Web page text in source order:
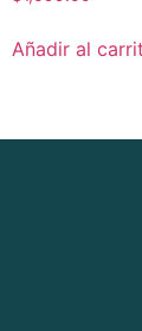
Añadir al